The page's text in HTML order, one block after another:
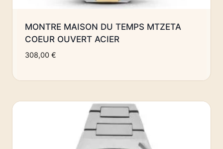
MONTRE MAISON DU TEMPS MTZETA
COEUR OUVERT ACIER
308,00 €